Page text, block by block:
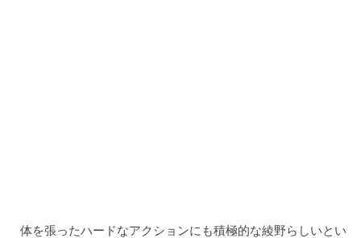
体を張ったハードなアクションにも積極的な綾野らしいとい